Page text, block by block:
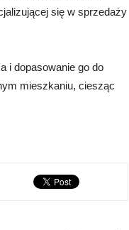
się w sprzedaży
i dopasowanie go do
mieszkaniu, ciesząc